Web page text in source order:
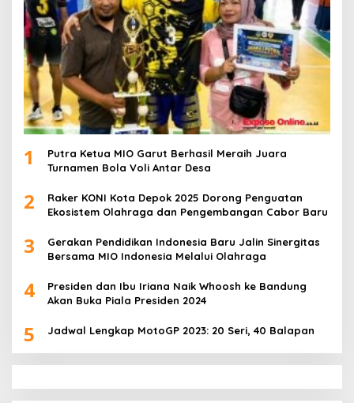
1
Putra Ketua MIO Garut Berhasil Meraih Juara
Turnamen Bola Voli Antar Desa
2
Raker KONI Kota Depok 2025 Dorong Penguatan
Ekosistem Olahraga dan Pengembangan Cabor Baru
3
Gerakan Pendidikan Indonesia Baru Jalin Sinergitas
Bersama MIO Indonesia Melalui Olahraga
4
Presiden dan Ibu Iriana Naik Whoosh ke Bandung
Akan Buka Piala Presiden 2024
5 Jadwal Lengkap MotoGP 2023: 20 Seri, 40 Balapan